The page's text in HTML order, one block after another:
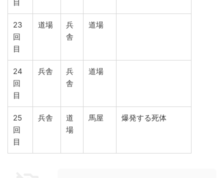
目
23
回
目
道場
兵
舎
道場
24
回
目
兵舎
兵
舎
道場
25
回
目
兵舎
道
場
馬屋 爆発する死体